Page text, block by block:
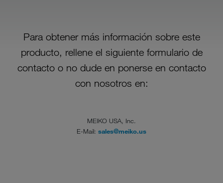
Para obtener más información sobre este
producto, rellene el siguiente formulario de
contacto o no dude en ponerse en contacto
con nosotros en:
MEIKO USA, Inc.
E-Mail: sales@meiko.us